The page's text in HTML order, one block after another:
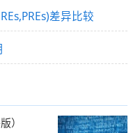
差异比较
）